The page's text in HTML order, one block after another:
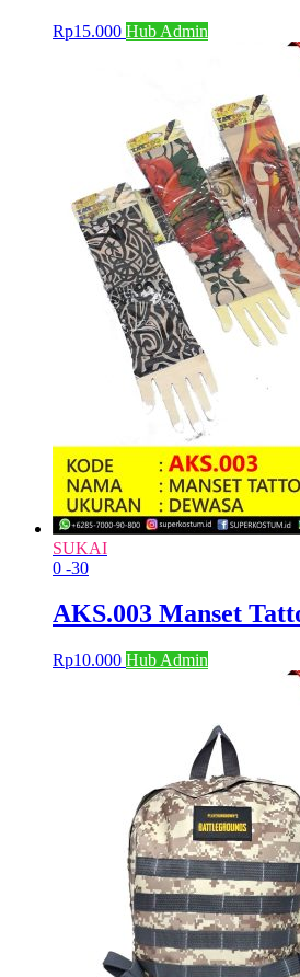
Rp15.000 Hub Admin
SUKAI
0 -30
AKS.003 Manset
Rp10.000 Hub Admin